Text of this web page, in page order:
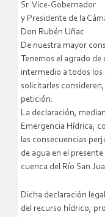
Sr. Vice-Gobernador
y Presidente de la
Don Rubén Uñac
De nuestra mayor
Tenemos el agrado
intermedio a todos los
solicitarles
petición:
La declaración,
Emergencia Hídrica,
las consecuencias
de agua en el
cuenca del Río San
Dicha declaración
del recurso hídrico,